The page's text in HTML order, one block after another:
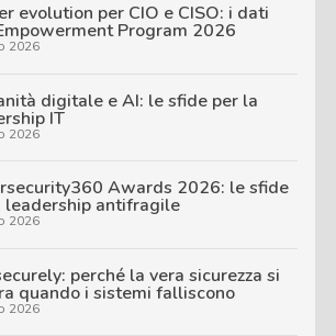
evolution per CIO e CISO: i dati
Program 2026
2026
digitale e AI: le sfide per la
IT
2026
Awards 2026: le sfide
leadership antifragile
2026
perché la vera sicurezza si
quando i sistemi falliscono
2026